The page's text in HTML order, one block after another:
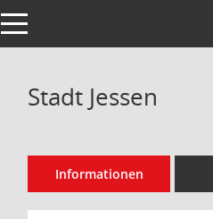
Toggle navigation
Stadt Jessen
Informationen